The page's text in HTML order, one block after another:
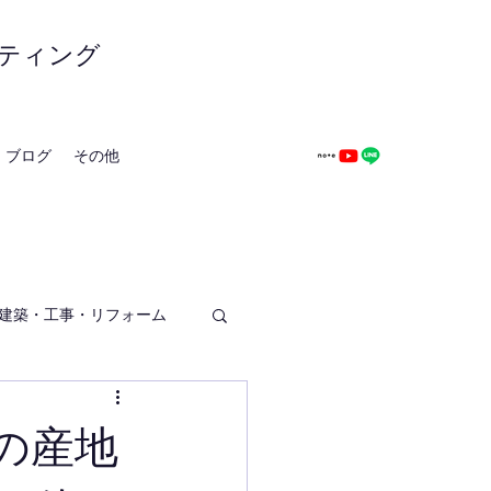
ィング
ブログ その他
築・工事・リフォーム
産地